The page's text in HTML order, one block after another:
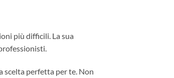
più difficili. La sua
scelta perfetta per te. Non